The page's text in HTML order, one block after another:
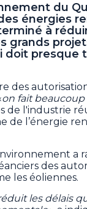
du
énergies
à
grands
doit presque
des
on fait beaucoup
de l'industrie
de l’énergie
des
les éoliennes.
les délais